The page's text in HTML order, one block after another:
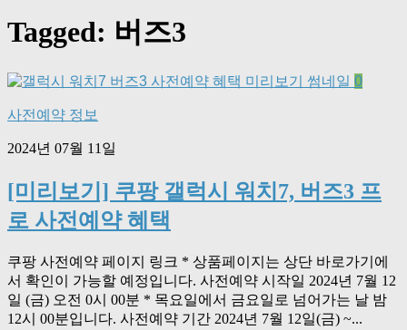
Tagged: 버즈3
0
사전예약 정보
2024년 07월 11일
[미리보기] 쿠팡 갤럭시 워치7, 버즈3 프
로 사전예약 혜택
쿠팡 사전예약 페이지 링크 * 상품페이지는 상단 바로가기에
서 확인이 가능할 예정입니다. 사전예약 시작일 2024년 7월 12
일 (금) 오전 0시 00분 * 목요일에서 금요일로 넘어가는 날 밤
12시 00분입니다. 사전예약 기간 2024년 7월 12일(금) ~...